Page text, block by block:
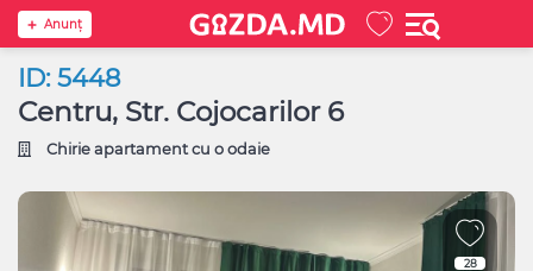
Anunţ
ID: 5448
Centru, Str. Cojocarilor 6
Chirie apartament cu o odaie
28